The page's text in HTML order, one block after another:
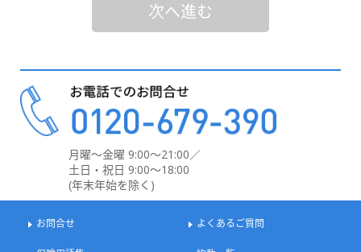
次へ進む
月曜～金曜 9:00～21:00／
土日・祝日 9:00～18:00
(年末年始を除く)
お問合せ よくあるご質問